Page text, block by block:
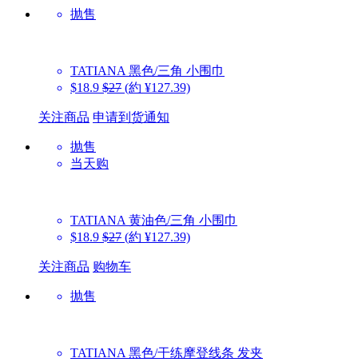
抛售
TATIANA 黑色/三角 小围巾
$18.9 $27 (約 ¥127.39)
关注商品 申请到货通知
抛售
当天购
TATIANA 黄油色/三角 小围巾
$18.9 $27 (約 ¥127.39)
关注商品 购物车
抛售
TATIANA 黑色/干练摩登线条 发夹